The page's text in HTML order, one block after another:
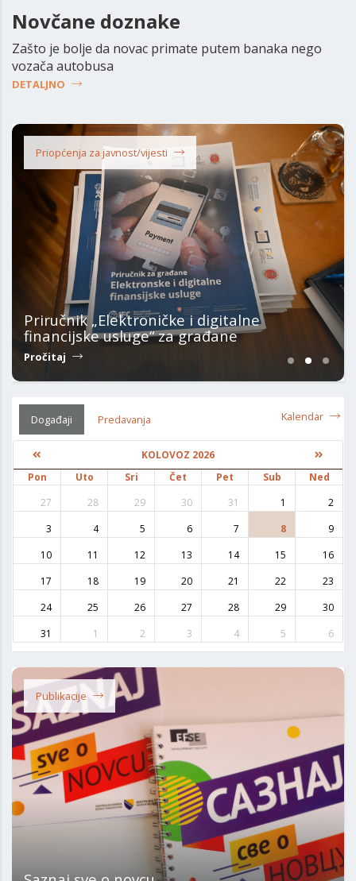
Novčane doznake
Zašto je bolje da novac primate putem banaka nego
vozača autobusa
DETALJNO
Priopćenja za javnost/vijesti
Priručnik „Elektroničke i digitalne
financijske usluge“ za građane
Pročitaj
Događaji Predavanja
KOLOVOZ 2026
Pon
Uto Sri Čet Pet Sub
Ned
27
28 29 30 31 1
2
3
4 5 6 7 8
9
10
11 12 13 14 15
16
17
18 19 20 21 22
23
24
25 26 27 28 29
30
31
1 2 3 4 5 6
Kalendar
Publikacije